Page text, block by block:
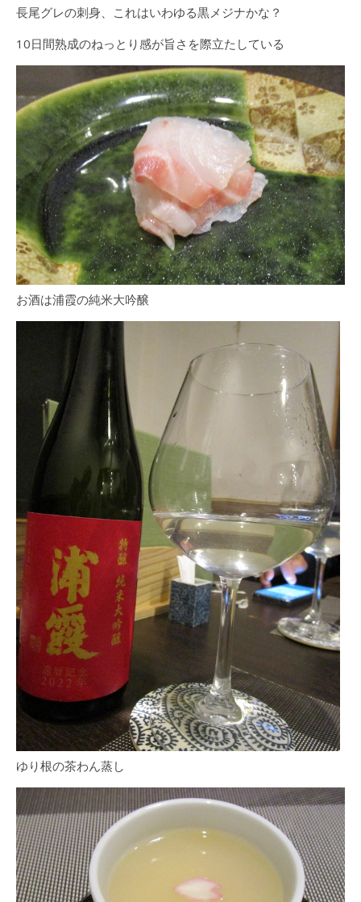
長尾グレの刺身、これはいわゆる黒メジナかな？
10日間熟成のねっとり感が旨さを際立たしている
お酒は浦霞の純米大吟醸
ゆり根の茶わん蒸し